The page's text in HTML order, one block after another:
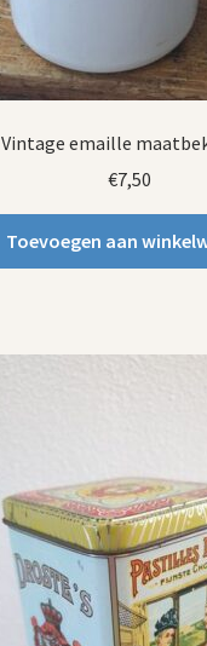
Vintage emaille
€7,50
Toevoegen aan